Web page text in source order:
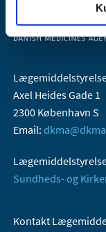
Axel Heides Gade 1
2300 København S
Email:
Sundheds- og
Kontakt